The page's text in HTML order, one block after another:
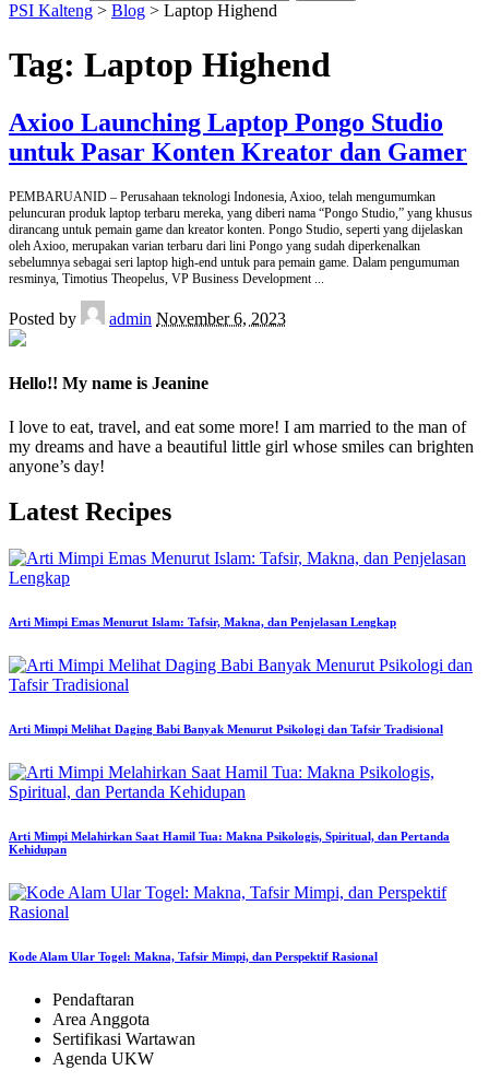
PSI Kalteng > Blog > Laptop Highend
Tag: Laptop Highend
Axioo Launching Laptop Pongo Studio
untuk Pasar Konten Kreator dan Gamer
PEMBARUANID – Perusahaan teknologi Indonesia, Axioo, telah mengumumkan
peluncuran produk laptop terbaru mereka, yang diberi nama “Pongo Studio,” yang khusus
dirancang untuk pemain game dan kreator konten. Pongo Studio, seperti yang dijelaskan
oleh Axioo, merupakan varian terbaru dari lini Pongo yang sudah diperkenalkan
sebelumnya sebagai seri laptop high-end untuk para pemain game. Dalam pengumuman
resminya, Timotius Theopelus, VP Business Development ...
Posted by admin November 6, 2023
Hello!! My name is Jeanine
I love to eat, travel, and eat some more! I am married to the man of
my dreams and have a beautiful little girl whose smiles can brighten
anyone’s day!
Latest Recipes
Arti Mimpi Emas Menurut Islam: Tafsir, Makna, dan Penjelasan Lengkap
Arti Mimpi Melihat Daging Babi Banyak Menurut Psikologi dan Tafsir Tradisional
Arti Mimpi Melahirkan Saat Hamil Tua: Makna Psikologis, Spiritual, dan Pertanda
Kehidupan
Kode Alam Ular Togel: Makna, Tafsir Mimpi, dan Perspektif Rasional
Pendaftaran
Area Anggota
Sertifikasi Wartawan
Agenda UKW